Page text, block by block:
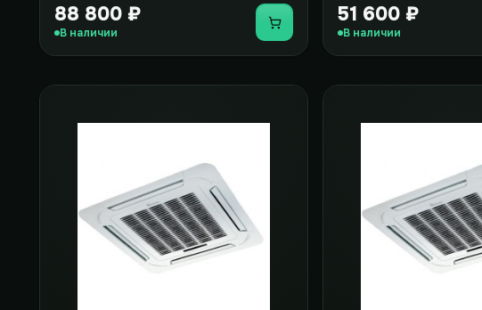
88 800 ₽
В наличии Купить
51 600 ₽
В наличии